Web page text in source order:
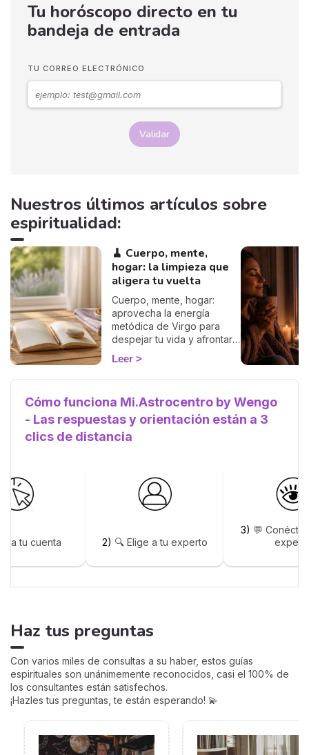
Tu horóscopo directo en tu
bandeja de entrada
TU CORREO ELECTRÓNICO
Validar
Nuestros últimos artículos sobre
espiritualidad:
🧹 Cuerpo, mente,
hogar: la limpieza que
aligera tu vuelta
Cuerpo, mente, hogar:
aprovecha la energía
metódica de Virgo para
despejar tu vida y afrontar
la vuelta de 2026 con
ligereza. La guía de Marisa.
Leer
Cómo funciona Mi.Astrocentro by Wengo
- Las respuestas y orientación están a 3
clics de distancia
tu cuenta 2) 🔍 Elige a tu experto
3) 💬
Haz tus preguntas
Con varios miles de consultas a su haber, estos guías
espirituales son unánimemente reconocidos, casi el 100% de
los consultantes están satisfechos.
¡Hazles tus preguntas, te están esperando! 💫